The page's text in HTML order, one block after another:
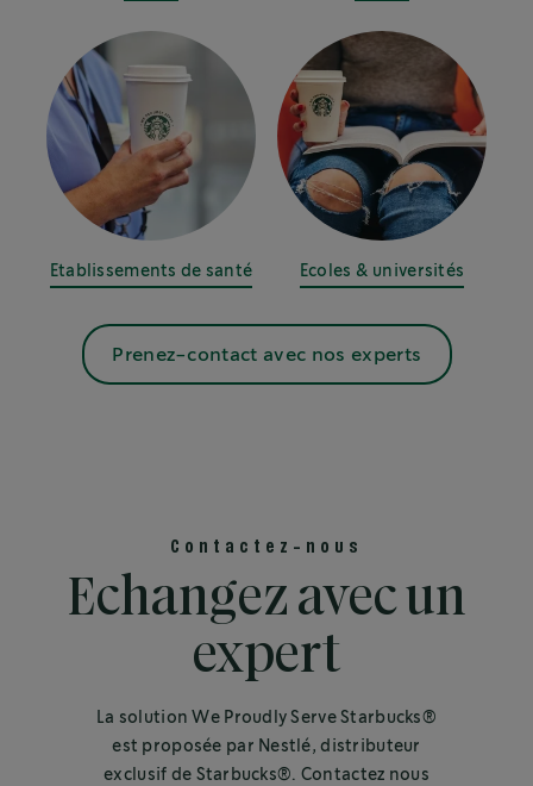
Etablissements de santé Ecoles & universités
Prenez-contact avec nos experts
Contactez-nous
Echangez avec un
expert
La solution We Proudly Serve Starbucks®
est proposée par Nestlé, distributeur
exclusif de Starbucks®. Contactez nous